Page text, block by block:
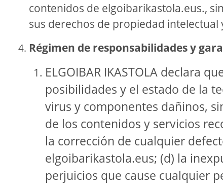
contenidos de elgoibarikastola.eus.,
sus derechos de propiedad
Régimen de responsabilidades y
ELGOIBAR IKASTOLA declara
posibilidades y el estado de la
virus y componentes dañinos,
de los contenidos y servicios
la corrección de cualquier
elgoibarikastola.eus; (d) la
perjuicios que cause cualquier